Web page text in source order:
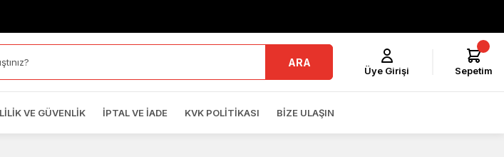
ARA
Üye Girişi Sepetim
VE GÜVENLIK İPTAL VE İADE KVK POLITIKASI BIZE ULAŞIN